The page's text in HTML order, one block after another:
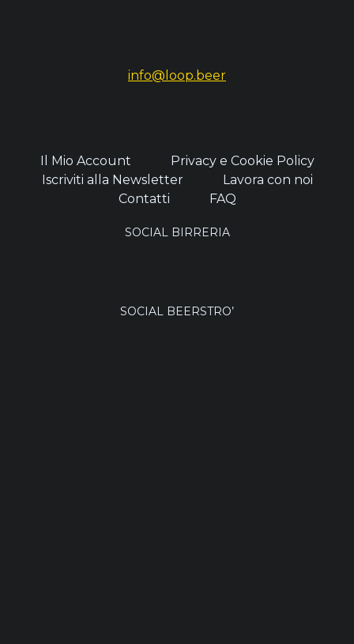
info@loop.beer
Il Mio Account
Privacy e Cookie Policy
Iscriviti alla Newsletter
Lavora con noi
Contatti
FAQ
SOCIAL BIRRERIA
SOCIAL BEERSTRO’